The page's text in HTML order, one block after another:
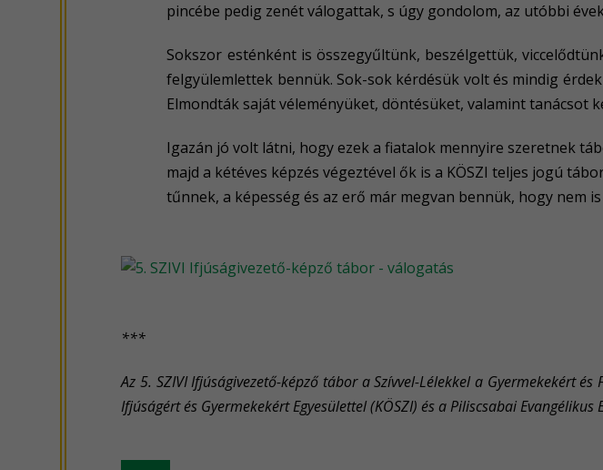
pincébe pedig zenét válogattak, s úgy gondolom, az utóbbi
Sokszor esténként is összegyűltünk, beszélgettük,
felgyülemlettek bennük. Sok-sok kérdésük volt és mindig
Elmondták saját véleményüket, döntésüket, valamint tanácsot
Igazán jó volt látni, hogy ezek a fiatalok mennyire szeretnek
majd a kétéves képzés végeztével ők is a KÖSZI teljes jogú
tűnnek, a képesség és az erő már megvan bennük, hogy nem
***
Az 5. SZIVI Ifjúságivezető-képző tábor a Szívvel-Lélekkel a Gyermekekért
Ifjúságért és Gyermekekért Egyesülettel (KÖSZI) és a Piliscsabai